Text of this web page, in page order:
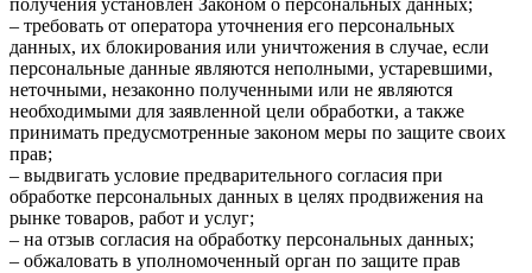
получения установлен Законом о персональных данных;
– требовать от оператора уточнения его персональных
данных, их блокирования или уничтожения в случае, если
персональные данные являются неполными, устаревшими,
неточными, незаконно полученными или не являются
необходимыми для заявленной цели обработки, а также
принимать предусмотренные законом меры по защите своих
прав;
– выдвигать условие предварительного согласия при
обработке персональных данных в целях продвижения на
рынке товаров, работ и услуг;
– на отзыв согласия на обработку персональных данных;
– обжаловать в уполномоченный орган по защите прав